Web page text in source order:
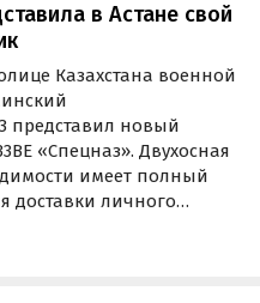
в Астане свой
Казахстана военной
представил новый
«Спецназ». Двухосная
имеет полный
доставки личного